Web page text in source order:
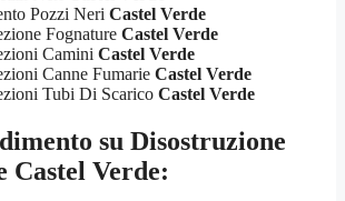
Pozzi Neri Castel Verde
Fognature Castel Verde
Camini Castel Verde
Canne Fumarie Castel Verde
Tubi Di Scarico Castel Verde
su Disostruzione
Castel Verde: